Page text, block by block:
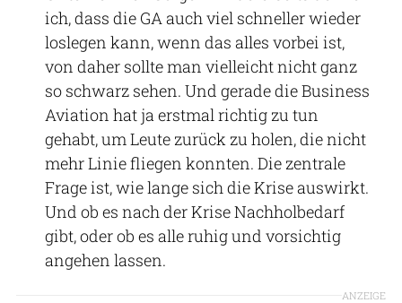
ich, dass die GA auch viel schneller wieder
loslegen kann, wenn das alles vorbei ist,
von daher sollte man vielleicht nicht ganz
so schwarz sehen. Und gerade die Business
Aviation hat ja erstmal richtig zu tun
gehabt, um Leute zurück zu holen, die nicht
mehr Linie fliegen konnten. Die zentrale
Frage ist, wie lange sich die Krise auswirkt.
Und ob es nach der Krise Nachholbedarf
gibt, oder ob es alle ruhig und vorsichtig
angehen lassen.
ANZEIGE